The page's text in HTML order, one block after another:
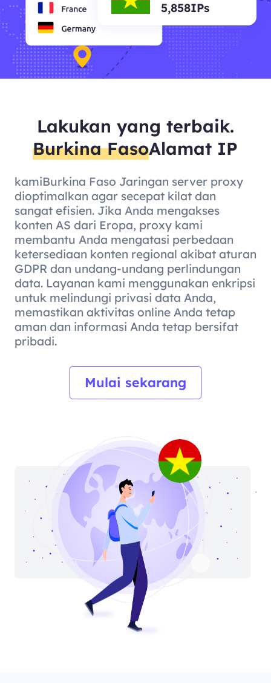
5,858IPs
Lakukan yang terbaik.
Burkina FasoAlamat IP
kamiBurkina Faso Jaringan server proxy
dioptimalkan agar secepat kilat dan
sangat efisien. Jika Anda mengakses
konten AS dari Eropa, proxy kami
membantu Anda mengatasi perbedaan
ketersediaan konten regional akibat aturan
GDPR dan undang-undang perlindungan
data. Layanan kami menggunakan enkripsi
untuk melindungi privasi data Anda,
memastikan aktivitas online Anda tetap
aman dan informasi Anda tetap bersifat
pribadi.
Mulai sekarang